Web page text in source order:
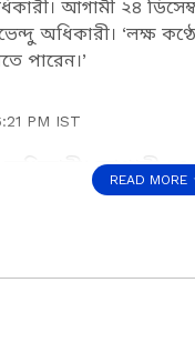
আগামী ২৪
অধিকারী। ‘লক্ষ
পারেন।’
PM IST
অধিকারী। আগামী ২৪
পরিদর্শনে
এখানে সকলেই
READ MORE